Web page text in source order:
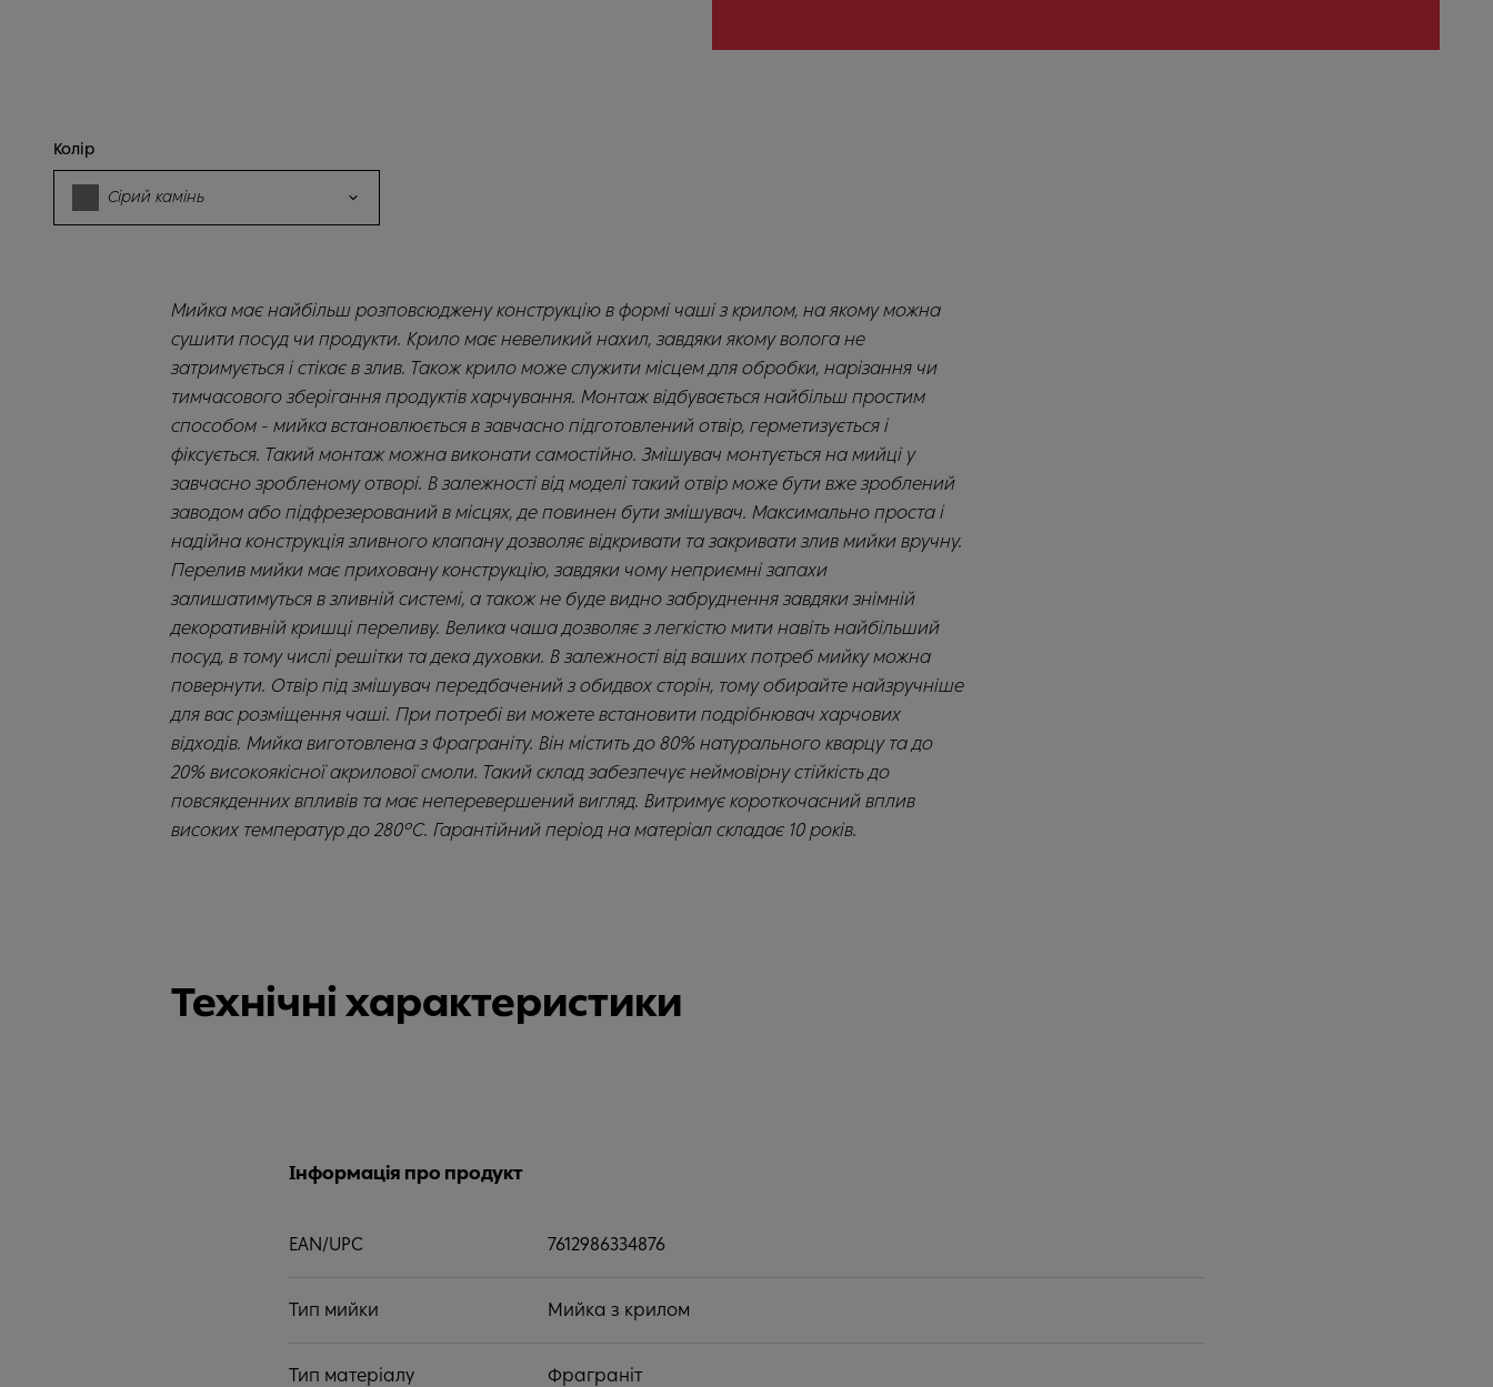
Колір
Сірий камінь
Мийка має найбільш розповсюджену конструкцію в формі чаші з крилом, на якому можна
сушити посуд чи продукти. Крило має невеликий нахил, завдяки якому волога не
затримується і стікає в злив. Також крило може служити місцем для обробки, нарізання чи
тимчасового зберігання продуктів харчування. Монтаж відбувається найбільш простим
способом - мийка встановлюється в завчасно підготовлений отвір, герметизується і
фіксується. Такий монтаж можна виконати самостійно. Змішувач монтується на мийці у
завчасно зробленому отворі. В залежності від моделі такий отвір може бути вже зроблений
заводом або підфрезерований в місцях, де повинен бути змішувач. Максимально проста і
надійна конструкція зливного клапану дозволяє відкривати та закривати злив мийки вручну.
Перелив мийки має приховану конструкцію, завдяки чому неприємні запахи
залишатимуться в зливній системі, а також не буде видно забруднення завдяки знімній
декоративній кришці переливу. Велика чаша дозволяє з легкістю мити навіть найбільший
посуд, в тому числі решітки та дека духовки. В залежності від ваших потреб мийку можна
повернути. Отвір під змішувач передбачений з обидвох сторін, тому обирайте найзручніше
для вас розміщення чаші. При потребі ви можете встановити подрібнювач харчових
відходів. Мийка виготовлена з Фраграніту. Він містить до 80% натурального кварцу та до
20% високоякісної акрилової смоли. Такий склад забезпечує неймовірну стійкість до
повсякденних впливів та має неперевершений вигляд. Витримує короткочасний вплив
високих температур до 280°С. Гарантійний період на матеріал складає 10 років.
Технічні характеристики
Інформація про продукт
EAN/UPC 7612986334876
Тип мийки Мийка з крилом
Тип матеріалу Фраграніт